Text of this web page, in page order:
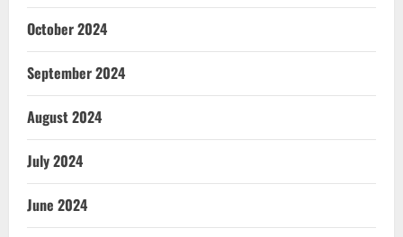
October 2024
September 2024
August 2024
July 2024
June 2024